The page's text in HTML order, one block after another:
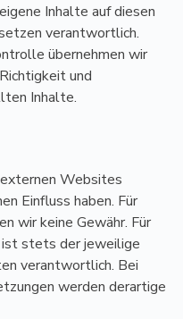
Inhalte auf diesen
verantwortlich.
übernehmen wir
und
Inhalte.
Websites
Einfluss haben. Für
wir keine Gewähr. Für
stets der jeweilige
verantwortlich. Bei
werden derartige